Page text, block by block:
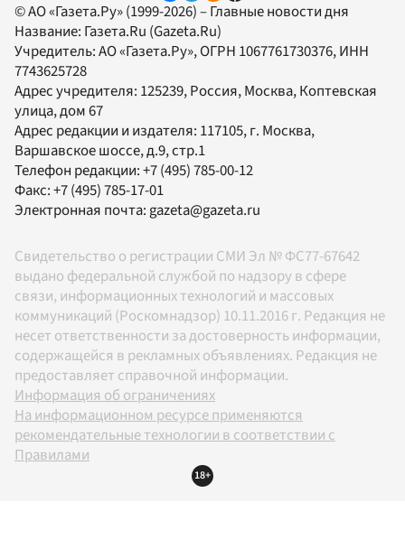
© АО «Газета.Ру» (1999-2026) – Главные новости дня
Название: Газета.Ru (Gazeta.Ru)
Учредитель:АО «Газета.Ру», ОГРН 1067761730376, ИНН
7743625728
Адрес учредителя: 125239, Россия, Москва, Коптевская
улица, дом 67
Адрес редакции и издателя: 117105, г. Москва,
Варшавское шоссе, д.9, стр.1
Телефон редакции:+7 (495) 785-00-12
Факс:+7 (495) 785-17-01
Электронная почта:gazeta@gazeta.ru
Свидетельство о регистрации СМИ Эл № ФС77-67642
выдано федеральной службой по надзору в сфере
связи, информационных технологий и массовых
коммуникаций (Роскомнадзор) 10.11.2016 г. Редакция не
несет ответственности за достоверность информации,
содержащейся в рекламных объявлениях. Редакция не
предоставляет справочной информации.
Информация об ограничениях
На информационном ресурсе применяются
рекомендательные технологии в соответствии с
Правилами
18+